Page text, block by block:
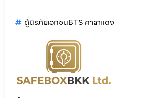
ตู้นิรภัยเอกชนBTS ศาลาแดง